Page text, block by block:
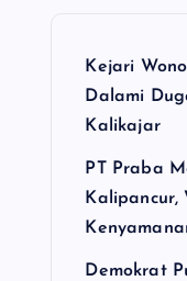
Kejari
Dalami
Kalikajar
PT Praba
Kalipancur,
Demokrat